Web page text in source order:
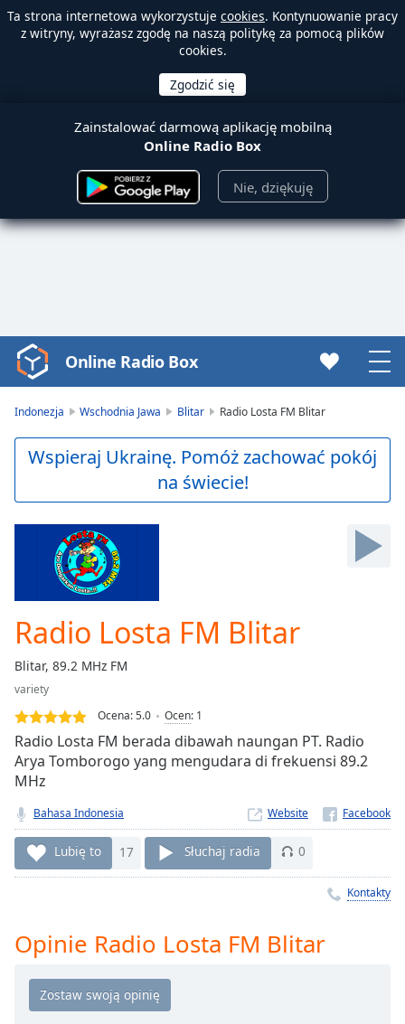
Ta strona internetowa wykorzystuje cookies. Kontynuowanie pracy
z witryny, wyrażasz zgodę na naszą politykę za pomocą plików
cookies.
Zainstalować darmową aplikację mobilną
Online Radio Box
Nie, dziękuję
Video
Player
Play
Video
Skip
Loaded :
0.00%
Stream
Type LIVE
Seek to
live,
currently
live
LIVE
Remaining
Time-
Rate
Chapters
Chapters
Online Radio Box
Indonezja Wschodnia Jawa Blitar Radio Losta FM Blitar
Wspieraj Ukrainę. Pomóż zachować pokój
na świecie!
Radio Losta FM Blitar
Blitar, 89.2 MHz FM
variety
Ocena:5.0 Ocen: 1
Radio Losta FM berada dibawah naungan PT. Radio
Arya Tomborogo yang mengudara di frekuensi 89.2
MHz
Bahasa Indonesia Website
Lubię to 17 Słuchaj radia 0
Kontakty
Opinie Radio Losta FM Blitar